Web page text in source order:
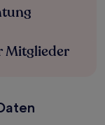
Mitglieder